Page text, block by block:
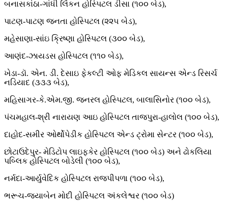
બનાસકાંઠા-ગાંધી લિંકન હોસ્પિટલ ડીસા (૧૦૦ બેડ),
પાટણ-પાટણ જનતા હોસ્પિટલ (૨૨૫ બેડ),
મહેસાણા-સાંઇ ક્રિષ્ણા હોસ્પિટલ (૩૦૦ બેડ),
આણંદ-ઝાયડસ હોસ્પિટલ (૧૧૦ બેડ),
ખેડા-ડૉ. એન. ડી. દેસાઇ ફેકલ્ટી ઓફ મેડિકલ સાયન્સ એન્ડ રિસર્ચ
નડિયાદ (૩૩૩ બેડ),
મહિસાગર-કે.એમ.જી. જનરલ હોસ્પિટલ, બાલાસિનોર (૧૦૦ બેડ),
પંચમહાલ-શ્રી નારાયણ આઇ હોસ્પિટલ તાજપુરા-હાલોલ (૧૦૦ બેડ),
દાહોદ-સમીર ઓર્થોપેડીક હોસ્પિટલ એન્ડ ટ્રોમા સેન્ટર (૧૦૦ બેડ),
છોટાઉદેપુર- મેડિટોપ લાઇફકેર હોસ્પિટલ (૧૦૦ બેડ) અને ઢોકલિયા
પબ્લિક હોસ્પિટલ બોડેલી (૧૦૦ બેડ),
નર્મદા-આર્યુવેદિક હોસ્પિટલ રાજપીપળા (૧૦૦ બેડ),
ભરૂચ-જયાબેન મોદી હોસ્પિટલ અંકલેશ્વર (૧૦૦ બેડ)